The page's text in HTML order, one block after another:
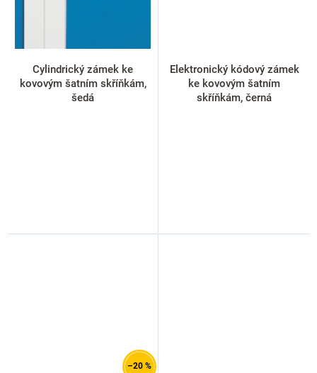
Cylindrický zámek ke
kovovým šatním skříňkám,
šedá
Elektronický kódový zámek
ke kovovým šatním
skříňkám, černá
–20 %